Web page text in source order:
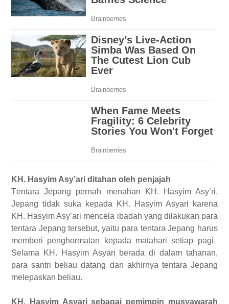
KH. Hasyim Asy’ari ditahan oleh penjajah
Tentara Jepang pernah menahan KH. Hasyim Asy’ri.
Jepang tidak suka kepada
KH. Hasyim Asyari karena
KH. Hasyim Asy’ari mencela ibadah yang dilakukan para
tentara Jepang tersebut, yaitu para tentara Jepang harus
memberi penghormatan kepada matahari setiap pagi.
Selama KH. Hasyim Asyari beradadi dalam tahanan,
para santri beliau datang dan akhirnya tentara Jepang
melepaskan beliau.
KH. Hasyim Asyarisebagai pemimpin musyawarah